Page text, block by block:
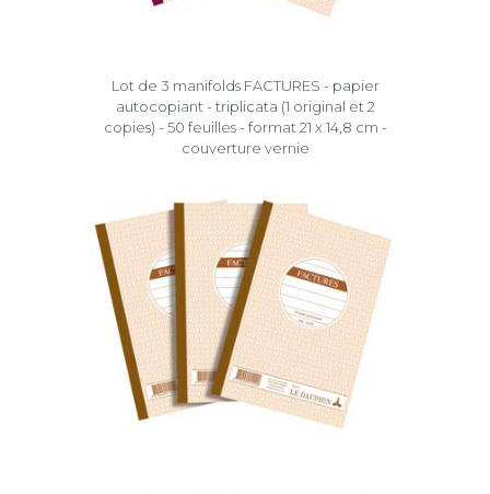
Lot de 3 manifolds FACTURES - papier
autocopiant - triplicata (1 original et 2
copies) - 50 feuilles - format 21 x 14,8 cm -
couverture vernie